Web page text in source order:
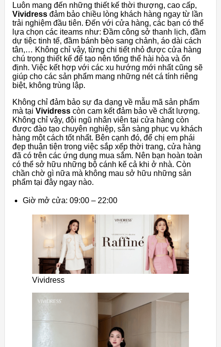
Luôn mang đến những thiết kế thời thượng, cao cấp,
Vividress đảm bảo chiều lòng khách hàng ngay từ lần
trải nghiệm đầu tiên. Đến với cửa hàng, các bạn có thể
lựa chọn các iteams như: Đầm công sở thanh lịch, đầm
dự tiệc tinh tế, đầm bánh bèo sang chảnh, áo dài cách
tân,… Không chỉ vậy, từng chi tiết nhỏ được cửa hàng
chú trọng thiết kế để tạo nên tổng thể hài hòa và ổn
định. Việc kết hợp với các xu hướng mới nhất cũng sẽ
giúp cho các sản phẩm mang những nét cá tính riêng
biệt, không trùng lập.
Không chỉ đảm bảo sự đa dạng về mẫu mã sản phẩm
mà tại Vividress còn cam kết đảm bảo về chất lượng.
Không chỉ vậy, đội ngũ nhân viên tại cửa hàng còn
được đào tạo chuyên nghiệp, sẵn sàng phục vụ khách
hàng một cách tốt nhất. Bên cạnh đó, để chị em phái
đẹp thuận tiện trong việc sắp xếp thời trang, cửa hàng
đã có trên các ứng dụng mua sắm. Nên bạn hoàn toàn
có thể sở hữu những bộ cánh kể cả khi ở nhà. Còn
chần chờ gì nữa mà không mau sở hữu những sản
phẩm tại đây ngay nào.
Giờ mở cửa: 09:00 – 22:00
Vividress